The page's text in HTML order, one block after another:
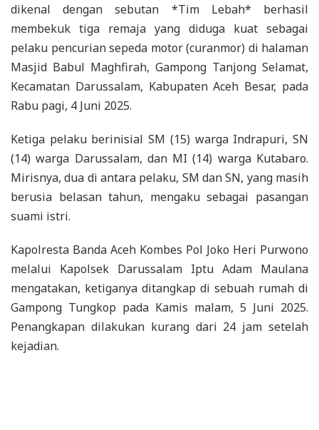
dikenal dengan sebutan *Tim Lebah* berhasil
membekuk tiga remaja yang diduga kuat sebagai
pelaku pencurian sepeda motor (curanmor) di halaman
Masjid Babul Maghfirah, Gampong Tanjong Selamat,
Kecamatan Darussalam, Kabupaten Aceh Besar, pada
Rabu pagi, 4 Juni 2025.
Ketiga pelaku berinisial SM (15) warga Indrapuri, SN
(14) warga Darussalam, dan MI (14) warga Kutabaro.
Mirisnya, dua di antara pelaku, SM dan SN, yang masih
berusia belasan tahun, mengaku sebagai pasangan
suami istri.
Kapolresta Banda Aceh Kombes Pol Joko Heri Purwono
melalui Kapolsek Darussalam Iptu Adam Maulana
mengatakan, ketiganya ditangkap di sebuah rumah di
Gampong Tungkop pada Kamis malam, 5 Juni 2025.
Penangkapan dilakukan kurang dari 24 jam setelah
kejadian.